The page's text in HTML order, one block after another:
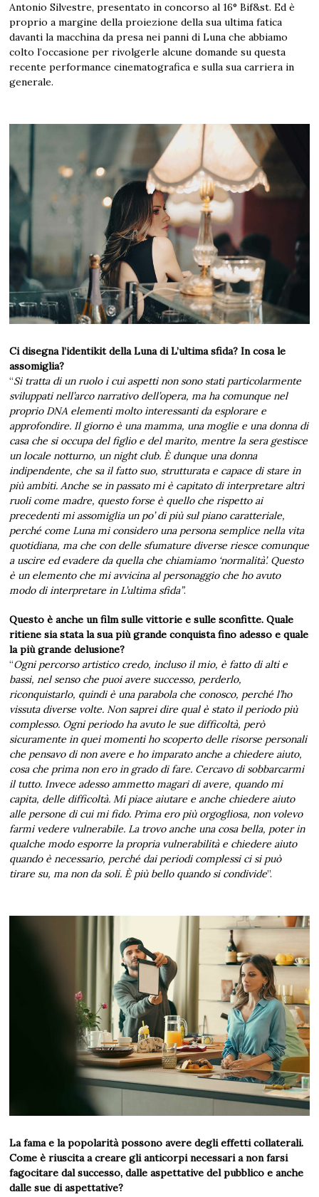
Antonio Silvestre, presentato in concorso al 16° Bif&st. Ed è
proprio a margine della proiezione della sua ultima fatica
davanti la macchina da presa nei panni di Luna che abbiamo
colto l’occasione per rivolgerle alcune domande su questa
recente performance cinematografica e sulla sua carriera in
generale.
Ci disegna l’identikit della Luna di L’ultima sfida? In cosa le
assomiglia?
“Si tratta di un ruolo i cui aspetti non sono stati particolarmente
sviluppati nell’arco narrativo dell’opera, ma ha comunque nel
proprio DNA elementi molto interessanti da esplorare e
approfondire. Il giorno è una mamma, una moglie e una donna di
casa che si occupa del figlio e del marito, mentre la sera gestisce
un locale notturno, un night club. È dunque una donna
indipendente, che sa il fatto suo, strutturata e capace di stare in
più ambiti. Anche se in passato mi è capitato di interpretare altri
ruoli come madre, questo forse è quello che rispetto ai
precedenti mi assomiglia un po’ di più sul piano caratteriale,
perché come Luna mi considero una persona semplice nella vita
quotidiana, ma che con delle sfumature diverse riesce comunque
a uscire ed evadere da quella che chiamiamo ‘normalità’. Questo
è un elemento che mi avvicina al personaggio che ho avuto
modo di interpretare in L’ultima sfida”.
Questo è anche un film sulle vittorie e sulle sconfitte. Quale
ritiene sia stata la sua più grande conquista fino adesso e quale
la più grande delusione?
“Ogni percorso artistico credo, incluso il mio, è fatto di alti e
bassi, nel senso che puoi avere successo, perderlo,
riconquistarlo, quindi è una parabola che conosco, perché l’ho
vissuta diverse volte. Non saprei dire qual è stato il periodo più
complesso. Ogni periodo ha avuto le sue difficoltà, però
sicuramente in quei momenti ho scoperto delle risorse personali
che pensavo di non avere e ho imparato anche a chiedere aiuto,
cosa che prima non ero in grado di fare. Cercavo di sobbarcarmi
il tutto. Invece adesso ammetto magari di avere, quando mi
capita, delle difficoltà. Mi piace aiutare e anche chiedere aiuto
alle persone di cui mi fido. Prima ero più orgogliosa, non volevo
farmi vedere vulnerabile. La trovo anche una cosa bella, poter in
qualche modo esporre la propria vulnerabilità e chiedere aiuto
quando è necessario, perché dai periodi complessi ci si può
tirare su, ma non da soli. È più bello quando si condivide”.
La fama e la popolarità possono avere degli effetti collaterali.
Come è riuscita a creare gli anticorpi necessari a non farsi
fagocitare dal successo, dalle aspettative del pubblico e anche
dalle sue di aspettative?